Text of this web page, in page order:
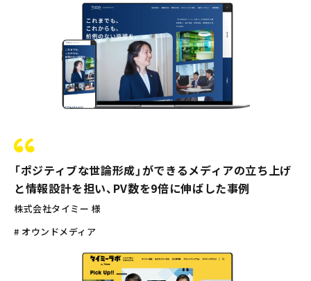
「ポジティブな世論形成」ができるメディアの立ち上げ
と情報設計を担い、PV数を9倍に伸ばした事例
株式会社タイミー 様
# オウンドメディア